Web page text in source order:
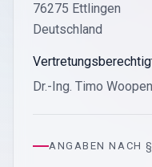
76275 Ettlingen
Deutschland
Dr.-Ing. Timo Woopen
ANGABEN NACH